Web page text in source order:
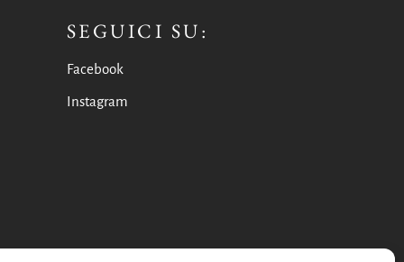
SEGUICI SU:
Facebook
Instagram